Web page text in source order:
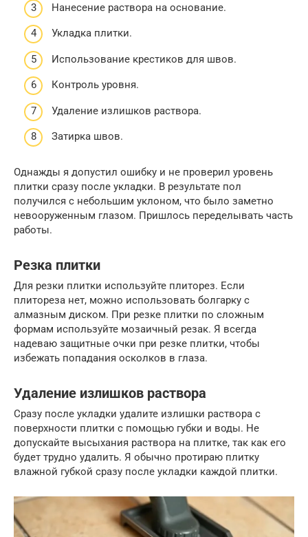
Нанесение раствора на основание.
Укладка плитки.
Использование крестиков для швов.
Контроль уровня.
Удаление излишков раствора.
Затирка швов.
Однажды я допустил ошибку и не проверил уровень
плитки сразу после укладки. В результате пол
получился с небольшим уклоном, что было заметно
невооруженным глазом. Пришлось переделывать часть
работы.
Резка плитки
Для резки плитки используйте плиторез. Если
плитореза нет, можно использовать болгарку с
алмазным диском. При резке плитки по сложным
формам используйте мозаичный резак. Я всегда
надеваю защитные очки при резке плитки, чтобы
избежать попадания осколков в глаза.
Удаление излишков раствора
Сразу после укладки удалите излишки раствора с
поверхности плитки с помощью губки и воды. Не
допускайте высыхания раствора на плитке, так как его
будет трудно удалить. Я обычно протираю плитку
влажной губкой сразу после укладки каждой плитки.